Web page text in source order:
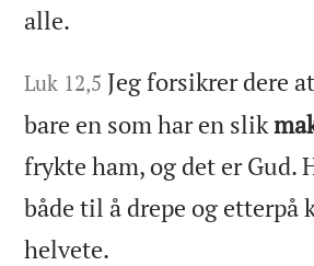
alle.
Luk 12,5 Jeg forsikrer dere
bare en som har en slik
frykte ham, og det er Gud.
både til å drepe og etterpå
helvete.